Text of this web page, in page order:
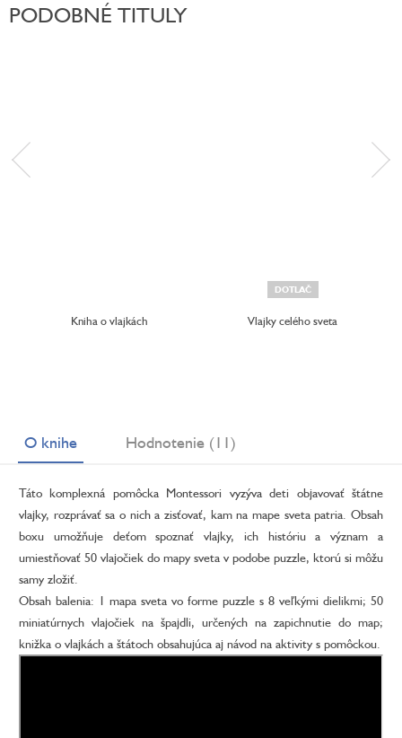
PODOBNÉ TITULY
Kniha o vlajkách
DOTLAČ
Vlajky celého sveta
O knihe Hodnotenie (11)
Táto komplexná pomôcka Montessori vyzýva deti objavovať štátne
vlajky, rozprávať sa o nich a zisťovať, kam na mape sveta patria. Obsah
boxu umožňuje deťom spoznať vlajky, ich históriu a význam a
umiestňovať 50 vlajočiek do mapy sveta v podobe puzzle, ktorú si môžu
samy zložiť.
Obsah balenia: 1 mapa sveta vo forme puzzle s 8 veľkými dielikmi; 50
miniatúrnych vlajočiek na špajdli, určených na zapichnutie do map;
knižka o vlajkách a štátoch obsahujúca aj návod na aktivity s pomôckou.